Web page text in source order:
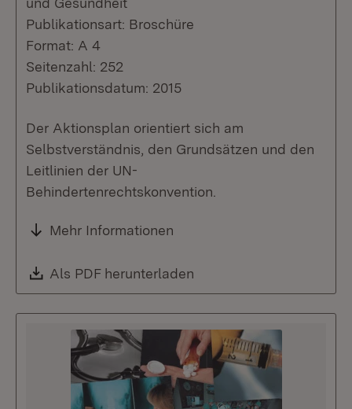
Publikationsart: Broschüre
Format: A 4
Seitenzahl: 252
Publikationsdatum: 2015
Der Aktionsplan orientiert sich am
Selbstverständnis, den Grundsätzen und den
Leitlinien der UN-
Behindertenrechtskonvention.
Mehr Informationen
Download:
Als PDF herunterladen